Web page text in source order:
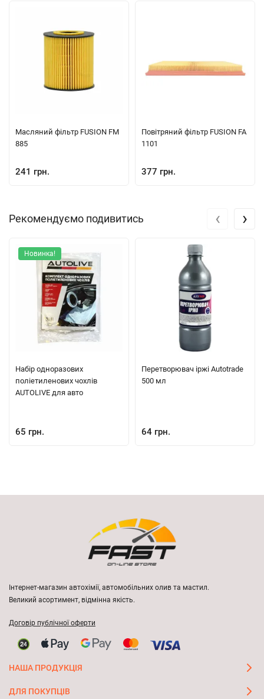
Масляний фільтр FUSION FM
885
241 грн.
Повітряний фільтр FUSION FA
1101
377 грн.
Рекомендуємо подивитись
Новинка!
Набір одноразових
поліетиленових чохлів
AUTOLIVE для авто
65 грн.
Перетворювач іржі Autotrade
500 мл
64 грн.
‹ ›
Інтернет-магазин автохімії, автомобільних олив та мастил.
Великий асортимент, відмінна якість.
Договір публічної оферти
НАША ПРОДУКЦІЯ
ДЛЯ ПОКУПЦІВ